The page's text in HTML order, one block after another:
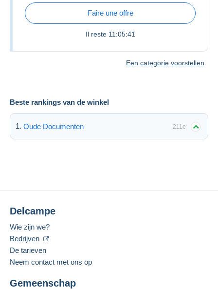
Beste rankings van de winkel
Oude Documenten 211e
Faire une offre
Il reste 11:05:41
Een categorie voorstellen
Delcampe
Wie zijn we?
Bedrijven
De tarieven
Neem contact met ons op
Gemeenschap